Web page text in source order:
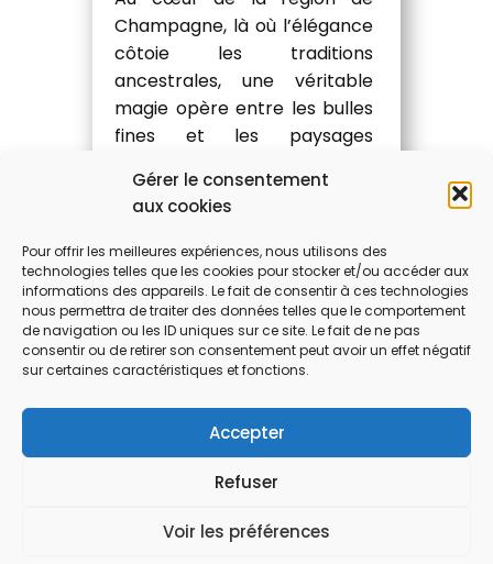
Gérer le consentement
aux cookies
Pour offrir les meilleures expériences, nous utilisons des
technologies telles que les cookies pour stocker et/ou accéder aux
informations des appareils. Le fait de consentir à ces technologies
nous permettra de traiter des données telles que le comportement
de navigation ou les ID uniques sur ce site. Le fait de ne pas
consentir ou de retirer son consentement peut avoir un effet négatif
sur certaines caractéristiques et fonctions.
Accepter
Refuser
Voir les préférences
Champagne, là où l’élégance
côtoie les traditions
ancestrales, une véritable
magie opère entre les bulles
fines et les paysages
champagne, portées par des
savoir-faire uniques,
incarnent depuis des
générationsRead more
​EN SAVOIR +
Politique de protection des données